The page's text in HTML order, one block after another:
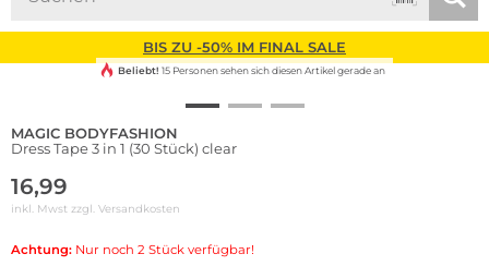
BIS ZU -50% IM FINAL SALE
Beliebt! 15 Personen sehen sich diesen Artikel gerade an
MAGIC BODYFASHION
Dress Tape 3 in 1 (30 Stück) clear
16,99
inkl. Mwst zzgl. Versandkosten
Achtung: Nur noch 2 Stück verfügbar!